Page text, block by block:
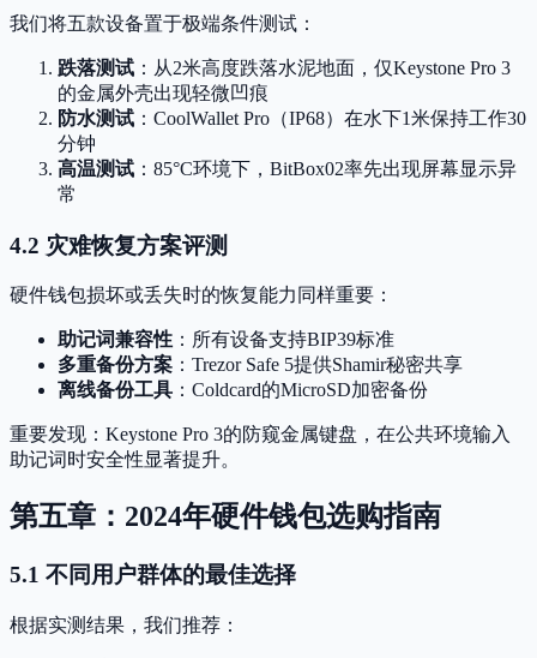
我们将五款设备置于极端条件测试：
跌落测试 ：从2米高度跌落水泥地面，仅Keystone Pro 3
的金属外壳出现轻微凹痕
防水测试 ：CoolWallet Pro（IP68）在水下1米保持工作30
分钟
高温测试 ：85°C环境下，BitBox02率先出现屏幕显示异
常
4.2 灾难恢复方案评测
硬件钱包损坏或丢失时的恢复能力同样重要：
助记词兼容性 ：所有设备支持BIP39标准
多重备份方案 ：Trezor Safe 5提供Shamir秘密共享
离线备份工具 ：Coldcard的MicroSD加密备份
重要发现：Keystone Pro 3的防窥金属键盘，在公共环境输入
助记词时安全性显著提升。
第五章：2024年硬件钱包选购指南
5.1 不同用户群体的最佳选择
根据实测结果，我们推荐：